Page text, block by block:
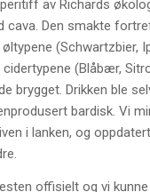
av Richards
cava. Den smakte
(Schwartzbier,
cidertypene (Blåbær,
brygget. Drikken ble
bardisk. Vi
i lanken, og
offisielt og vi